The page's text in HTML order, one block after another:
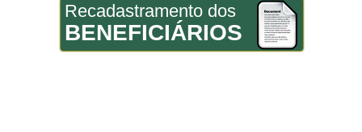
Recadastramento dos
BENEFICIÁRIOS